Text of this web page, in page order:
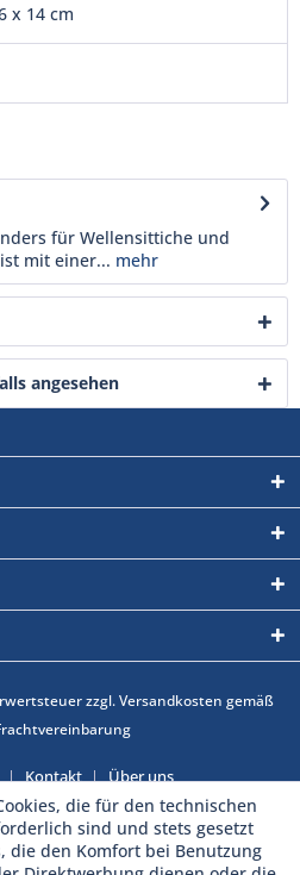
x 14 cm
für Wellensittiche und
mit einer... mehr
angesehen
zzgl. Versandkosten gemäß
Kontakt Über uns
die für den technischen
sind und stets gesetzt
die den Komfort bei Benutzung